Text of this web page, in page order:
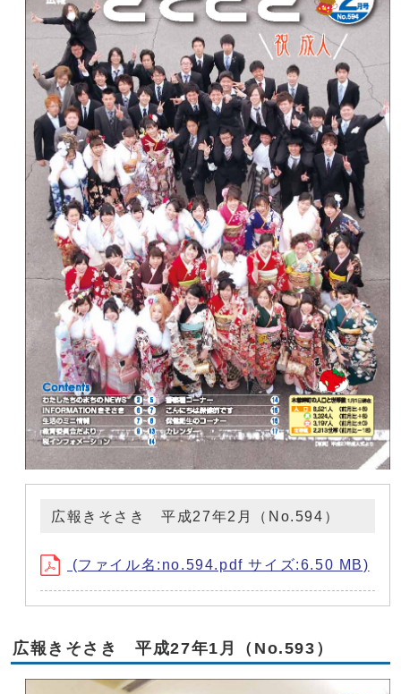
広報きそさき 平成27年2月（No.594）
(ファイル名:no.594.pdf サイズ:6.50 MB)
広報きそさき 平成27年1月（No.593）